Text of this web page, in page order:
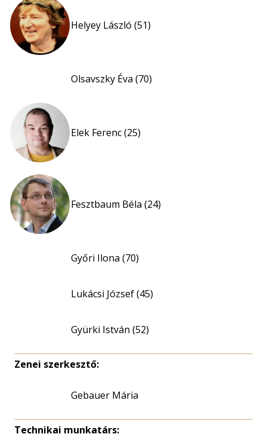
Helyey László (51)
Olsavszky Éva (70)
Elek Ferenc (25)
Fesztbaum Béla (24)
Győri Ilona (70)
Lukácsi József (45)
Gyürki István (52)
Zenei szerkesztő:
Gebauer Mária
Technikai munkatárs: